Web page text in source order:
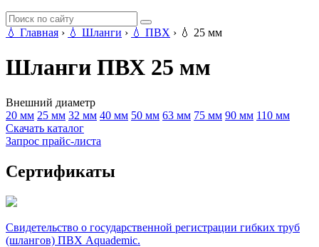
💧 Главная › 💧 Шланги › 💧 ПВХ › 💧 25 мм
Шланги ПВХ 25 мм
Внешний диаметр
20 мм 25 мм 32 мм 40 мм 50 мм 63 мм 75 мм 90 мм 110 мм
Скачать каталог
Запрос прайс-листа
Сертификаты
Свидетельство о государственной регистрации гибких труб
(шлангов) ПВХ Aquademic.